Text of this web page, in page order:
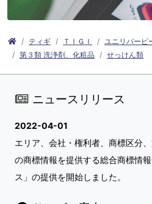
ティギ ＴＩＧＩ
ユニリバーピ
第３類 洗浄剤、化粧品
せっけん類
ニュースリリース
2022-04-01
エリア、会社・権利者、商標区分
の商標情報を提供する総合商標情
ス」の提供を開始しました。